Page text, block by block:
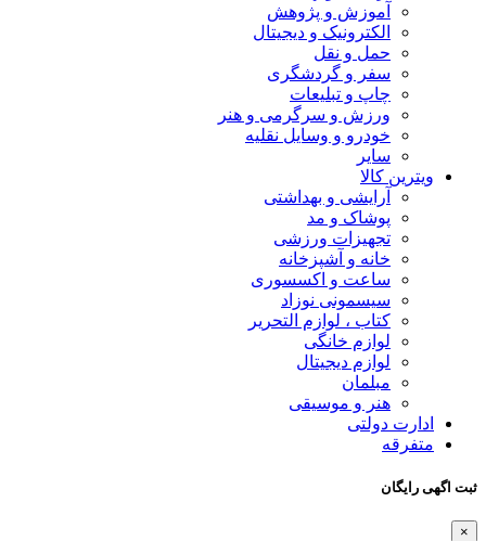
آموزش و پژوهش
الکترونیک و دیجیتال
حمل و نقل
سفر و گردشگری
چاپ و تبلیعات
ورزش و سرگرمی و هنر
خودرو و وسایل نقلیه
سایر
ویترین کالا
آرایشی و بهداشتی
پوشاک و مد
تجهیزات ورزشی
خانه و آشپزخانه
ساعت و اکسسوری
سیسمونی نوزاد
کتاب ، لوازم التحریر
لوازم خانگی
لوازم دیجیتال
مبلمان
هنر و موسیقی
ادارت دولتی
متفرقه
ثبت اگهی رایگان
×